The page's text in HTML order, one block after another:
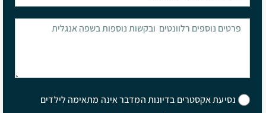
נסיעת אקסטרים בדיונות המדבר אינה מתאימה לילדים